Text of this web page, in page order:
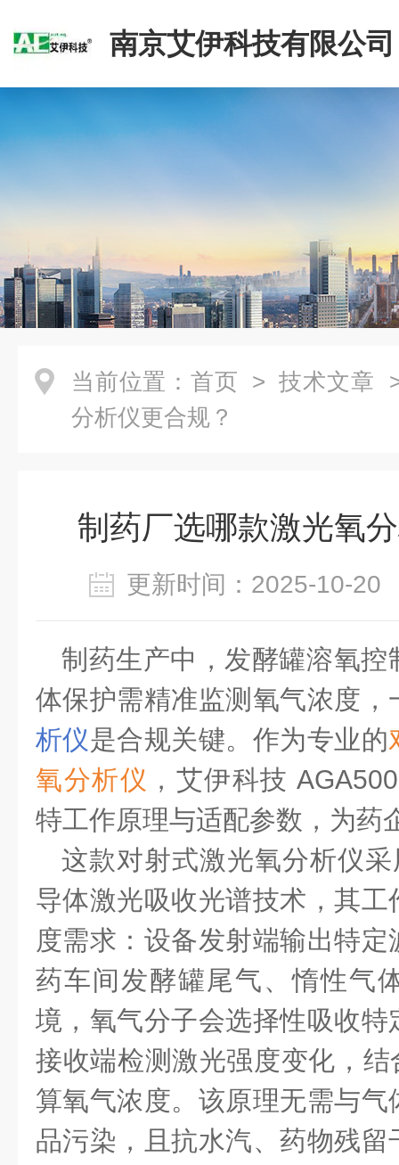
南京艾伊科技有限公司
当前位置： 首页 > 技术文章
分析仪更合规？
制药厂选哪款激光氧
更新时间：2025-10-
制药生产中，发酵罐溶氧控
体保护需精准监测氧气浓度，
析仪是合规关键。作为专业的
氧分析仪 ，艾伊科技
特工作原理与适配参数，为药
这款对射式激光氧分析仪采
导体激光吸收光谱技术，其
度需求：设备发射端输出特
药车间发酵罐尾气、惰性气
境，氧气分子会选择性吸收
接收端检测激光强度变化，
算氧气浓度。该原理无需与
品污染，且抗水汽、药物残